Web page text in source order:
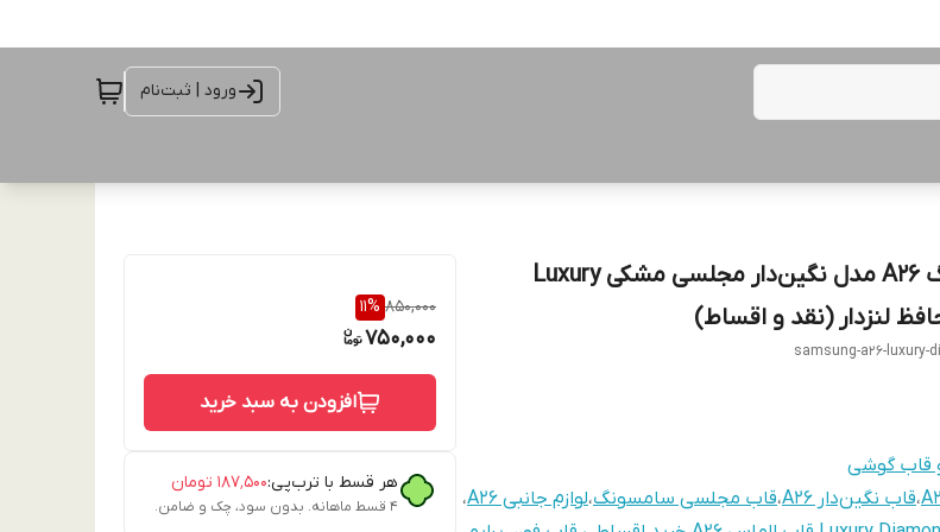
ورود | ثبت‌نام
قاب سامسونگ A26 مدل نگین‌دار مجلسی مشکی Luxury
samsung-a26-luxury-
قاب گوشی
،قاب نگین‌دار A26 ،قاب مجلسی سامسونگ،لوازم جانبی A26
،
850,000
11%
750,000
افزودن به سبد خرید
هر قسط با ترب‌پی:۱۸۷٬۵۰۰ تومان
۴ قسط ماهانه. بدون سود، چک و ضامن.